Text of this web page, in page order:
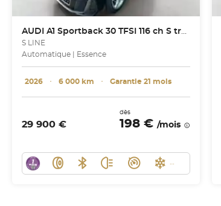
AUDI A1 Sportback 30 TFSI 116 ch S tronic 7
S LINE
Automatique | Essence
2026 ･ 6 000 km ･ Garantie 21 mois
29 900 €
dès
198 € /mois